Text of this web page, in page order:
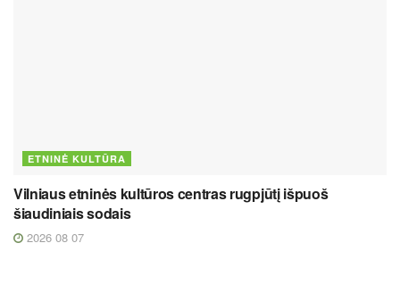
ETNINĖ KULTŪRA
Vilniaus etninės kultūros centras rugpjūtį išpuoš
šiaudiniais sodais
2026 08 07